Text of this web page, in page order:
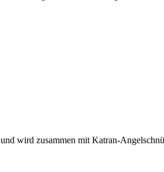
wird zusammen mit Katran-